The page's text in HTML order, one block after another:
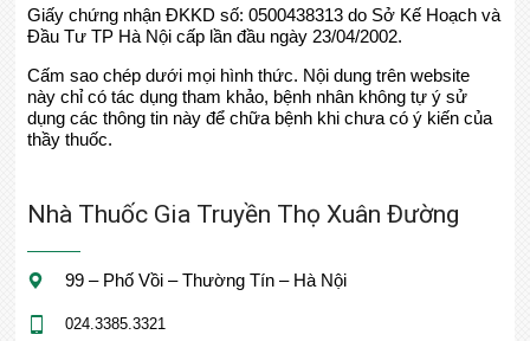
Giấy chứng nhận ĐKKD số: 0500438313 do Sở Kế Hoạch và
Đầu Tư TP Hà Nội cấp lần đầu ngày 23/04/2002.
Cấm sao chép dưới mọi hình thức. Nội dung trên website
này chỉ có tác dụng tham khảo, bệnh nhân không tự ý sử
dụng các thông tin này để chữa bệnh khi chưa có ý kiến của
thầy thuốc.
Nhà Thuốc Gia Truyền Thọ Xuân Đường
99 – Phố Vồi – Thường Tín – Hà Nội
024.3385.3321